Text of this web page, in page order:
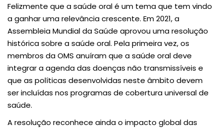
Felizmente que a saúde oral é um tema que tem vindo
a ganhar uma relevância crescente. Em 2021, a
Assembleia Mundial da Saúde aprovou uma resolução
histórica sobre a saúde oral. Pela primeira vez, os
membros da OMS anuíram que a saúde oral deve
integrar a agenda das doenças não transmissíveis e
que as políticas desenvolvidas neste âmbito devem
ser incluídas nos programas de cobertura universal de
saúde.
A resolução reconhece ainda o impacto global das